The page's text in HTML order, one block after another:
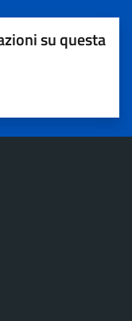
su questa